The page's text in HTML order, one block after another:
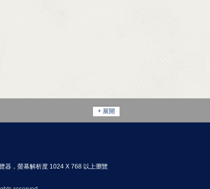
+ 展開
器，螢幕解析度 1024 X 768 以上瀏覽